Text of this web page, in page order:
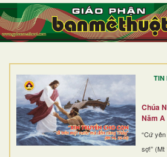
TIN
Chúa
Năm A
“Cứ
sợ!” (Mt
TRANG NHẤT
GIỚI THIỆU
DÒNG TU
BAN MỤC VỤ
ĐOÀN THỂ CG